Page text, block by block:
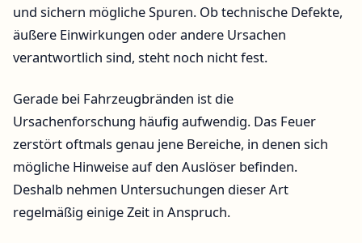
und sichern mögliche Spuren. Ob technische Defekte,
äußere Einwirkungen oder andere Ursachen
verantwortlich sind, steht noch nicht fest.
Gerade bei Fahrzeugbränden ist die
Ursachenforschung häufig aufwendig. Das Feuer
zerstört oftmals genau jene Bereiche, in denen sich
mögliche Hinweise auf den Auslöser befinden.
Deshalb nehmen Untersuchungen dieser Art
regelmäßig einige Zeit in Anspruch.